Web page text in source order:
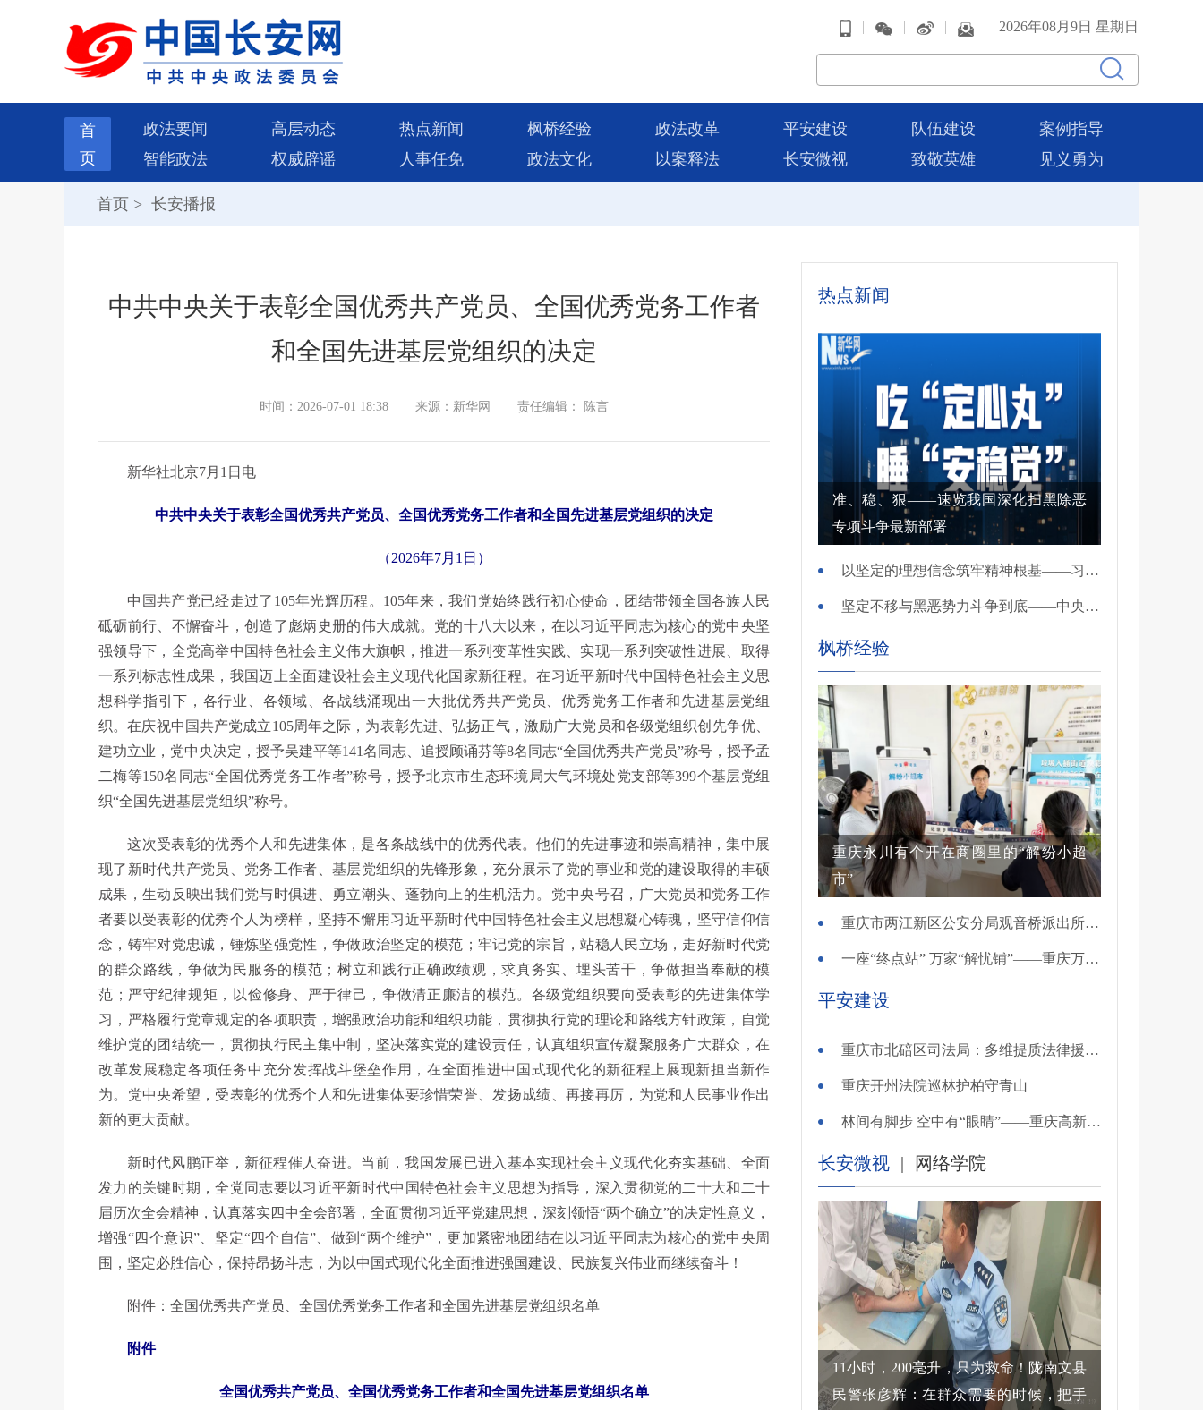
| | | 2026年08月9日 星期日
首
页
政法要闻 高层动态 热点新闻 枫桥经验 政法改革 平安建设 队伍建设
案例指导
智能政法
权威辟谣 人事任免 政法文化 以案释法 长安微视 致敬英雄 见义勇为
首页 > 长安播报
中共中央关于表彰全国优秀共产党员、全国优秀党务工作者
和全国先进基层党组织的决定
时间：2026-07-01 18:38 来源：新华网 责任编辑： 陈言
新华社北京7月1日电
中共中央关于表彰全国优秀共产党员、全国优秀党务工作者和全国先进基层党组织的决定
（2026年7月1日）
中国共产党已经走过了105年光辉历程。105年来，我们党始终践行初心使命，团结带领全国各族人民
砥砺前行、不懈奋斗，创造了彪炳史册的伟大成就。党的十八大以来，在以习近平同志为核心的党中央坚
强领导下，全党高举中国特色社会主义伟大旗帜，推进一系列变革性实践、实现一系列突破性进展、取得
一系列标志性成果，我国迈上全面建设社会主义现代化国家新征程。在习近平新时代中国特色社会主义思
想科学指引下，各行业、各领域、各战线涌现出一大批优秀共产党员、优秀党务工作者和先进基层党组
织。在庆祝中国共产党成立105周年之际，为表彰先进、弘扬正气，激励广大党员和各级党组织创先争优、
建功立业，党中央决定，授予吴建平等141名同志、追授顾诵芬等8名同志“全国优秀共产党员”称号，授予孟
二梅等150名同志“全国优秀党务工作者”称号，授予北京市生态环境局大气环境处党支部等399个基层党组
织“全国先进基层党组织”称号。
这次受表彰的优秀个人和先进集体，是各条战线中的优秀代表。他们的先进事迹和崇高精神，集中展
现了新时代共产党员、党务工作者、基层党组织的先锋形象，充分展示了党的事业和党的建设取得的丰硕
成果，生动反映出我们党与时俱进、勇立潮头、蓬勃向上的生机活力。党中央号召，广大党员和党务工作
者要以受表彰的优秀个人为榜样，坚持不懈用习近平新时代中国特色社会主义思想凝心铸魂，坚守信仰信
念，铸牢对党忠诚，锤炼坚强党性，争做政治坚定的模范；牢记党的宗旨，站稳人民立场，走好新时代党
的群众路线，争做为民服务的模范；树立和践行正确政绩观，求真务实、埋头苦干，争做担当奉献的模
范；严守纪律规矩，以俭修身、严于律己，争做清正廉洁的模范。各级党组织要向受表彰的先进集体学
习，严格履行党章规定的各项职责，增强政治功能和组织功能，贯彻执行党的理论和路线方针政策，自觉
维护党的团结统一，贯彻执行民主集中制，坚决落实党的建设责任，认真组织宣传凝聚服务广大群众，在
改革发展稳定各项任务中充分发挥战斗堡垒作用，在全面推进中国式现代化的新征程上展现新担当新作
为。党中央希望，受表彰的优秀个人和先进集体要珍惜荣誉、发扬成绩、再接再厉，为党和人民事业作出
新的更大贡献。
新时代风鹏正举，新征程催人奋进。当前，我国发展已进入基本实现社会主义现代化夯实基础、全面
发力的关键时期，全党同志要以习近平新时代中国特色社会主义思想为指导，深入贯彻党的二十大和二十
届历次全会精神，认真落实四中全会部署，全面贯彻习近平党建思想，深刻领悟“两个确立”的决定性意义，
增强“四个意识”、坚定“四个自信”、做到“两个维护”，更加紧密地团结在以习近平同志为核心的党中央周
围，坚定必胜信心，保持昂扬斗志，为以中国式现代化全面推进强国建设、民族复兴伟业而继续奋斗！
附件：全国优秀共产党员、全国优秀党务工作者和全国先进基层党组织名单
附件
全国优秀共产党员、全国优秀党务工作者和全国先进基层党组织名单
热点新闻
准、稳、狠——速览我国深化扫黑除恶
专项斗争最新部署
以坚定的理想信念筑牢精神根基——习近平党建思想理论品格系列述评之一
坚定不移与黑恶势力斗争到底——中央政法委负责同志就开展深化扫黑除恶专项斗争有关问题答记者问
枫桥经验
重庆永川有个开在商圈里的“解纷小超
市”
重庆市两江新区公安分局观音桥派出所“小马工作室”交出高分答卷
一座“终点站” 万家“解忧铺”——重庆万州综治中心基层治理创新实践观察
平安建设
重庆市北碚区司法局：多维提质法律援助打造阳光便民公共法律服务
重庆开州法院巡林护柏守青山
林间有脚步 空中有“眼睛”——重庆高新公安立体巡防护航“平安原野”
长安微视 | 网络学院
11小时，200毫升，只为救命！陇南文县
民警张彦辉：在群众需要的时候，把手